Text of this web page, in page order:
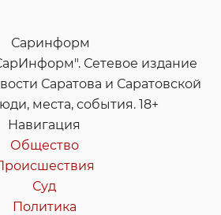
Сетевое издание
Саратова и Саратовской
места, события. 18+
Навигация
Общество
Суд
Политика